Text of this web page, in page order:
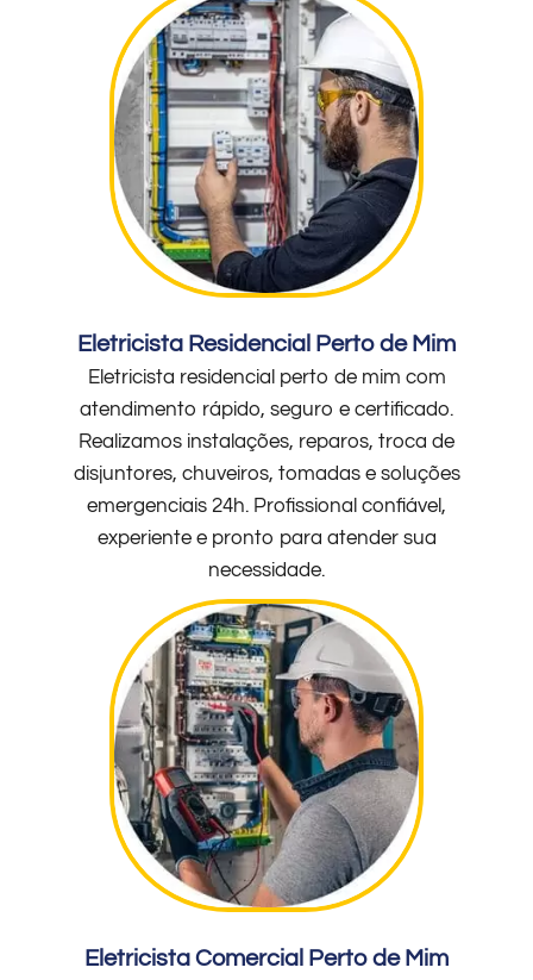
Eletricista Residencial Perto de Mim
Eletricista residencial perto de mim com
atendimento rápido, seguro e certificado.
Realizamos instalações, reparos, troca de
disjuntores, chuveiros, tomadas e soluções
emergenciais 24h. Profissional confiável,
experiente e pronto para atender sua
necessidade.
Eletricista Comercial Perto de Mim